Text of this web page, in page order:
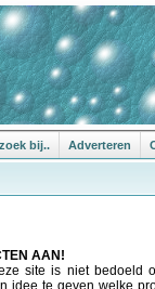
bij.. Adverteren
AAN!
site is niet bedoeld
idee te geven welke